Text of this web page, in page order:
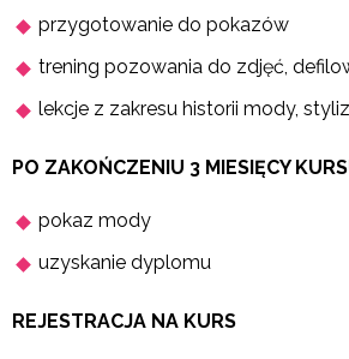
przygotowanie do pokazów
trening pozowania do zdjęć,
lekcje z zakresu historii mody,
PO ZAKOŃCZENIU 3 MIESIĘCY
pokaz mody
uzyskanie dyplomu
REJESTRACJA NA KURS